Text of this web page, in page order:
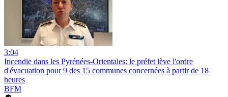
3:04
Incendie dans les Pyrénées-Orientales: le préfet lève l'ordre
d'évacuation pour 9 des 15 communes concernées à partir de 18
heures
BFM